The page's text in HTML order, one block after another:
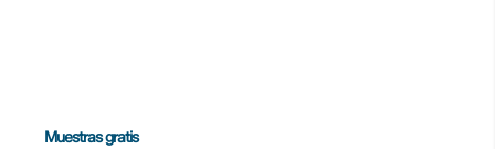
Muestras gratis